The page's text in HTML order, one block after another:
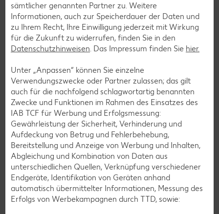
Glutenfreie Rezepte
Wer auf Gluten verzichtet, muss nicht automatisch auf
Vielfalt und Geschmack verzichten. Ob süß oder herzhaft –
die nicht nur verträglich, sondern auch richtig lecker sind.
Rezepte entdecken
sämtlicher genannten Partner zu. Weitere
Informationen, auch zur Speicherdauer der Daten und
zu Ihrem Recht, Ihre Einwilligung jederzeit mit Wirkung
für die Zukunft zu widerrufen, finden Sie in den
Datenschutzhinweisen . Das Impressum finden Sie hier.
Unter „Anpassen“ können Sie einzelne
Verwendungszwecke oder Partner zulassen; das gilt
auch für die nachfolgend schlagwortartig benannten
Zwecke und Funktionen im Rahmen des Einsatzes des
IAB TCF für Werbung und Erfolgsmessung:
Gewährleistung der Sicherheit, Verhinderung und
Aufdeckung von Betrug und Fehlerbehebung,
Bereitstellung und Anzeige von Werbung und Inhalten,
Abgleichung und Kombination von Daten aus
unterschiedlichen Quellen, Verknüpfung verschiedener
Endgeräte, Identifikation von Geräten anhand
automatisch übermittelter Informationen, Messung des
Erfolgs von Werbekampagnen durch TTD, sowie: